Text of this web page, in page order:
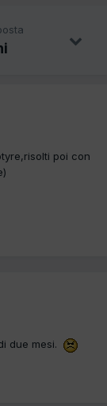
poi con
due mesi.